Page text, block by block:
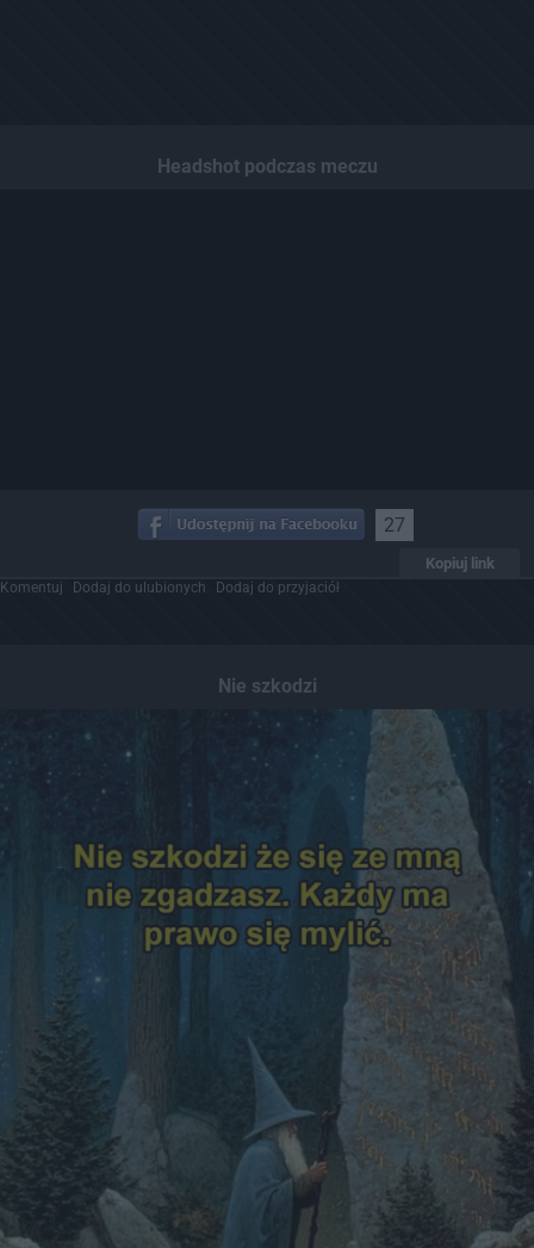
Headshot podczas meczu
27
Kopiuj link
Komentuj Dodaj do ulubionych Dodaj do przyjaciół
Nie szkodzi